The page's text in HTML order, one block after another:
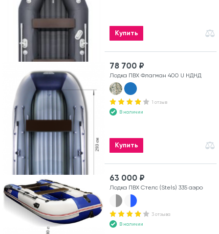
Купить
78 700 ₽
Лодка ПВХ Флагман 400 U НДНД
1 отзыв
В наличии
Купить
63 000 ₽
Лодка ПВХ Стелс (Stels) 335 аэро
3 отзыва
В наличии